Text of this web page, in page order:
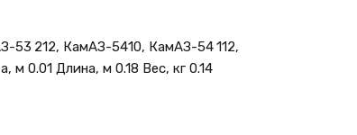
212, КамАЗ-5410, КамАЗ-54 112,
0.01 Длина, м 0.18 Вес, кг 0.14